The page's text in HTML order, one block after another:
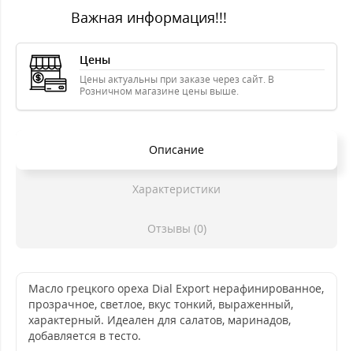
Важная информация!!!
Цены
Цены актуальны при заказе через сайт. В
Розничном магазине цены выше.
Описание
Характеристики
Отзывы (0)
Масло грецкого ореха Dial Export нерафинированное,
прозрачное, светлое, вкус тонкий, выраженный,
характерный. Идеален для салатов, маринадов,
добавляется в тесто.